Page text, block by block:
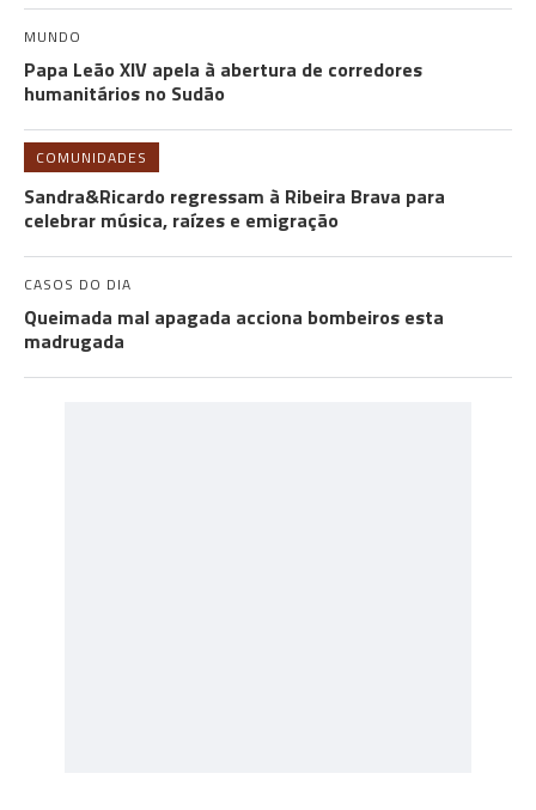
MUNDO
Papa Leão XIV apela à abertura de corredores
humanitários no Sudão
COMUNIDADES
Sandra&Ricardo regressam à Ribeira Brava para
celebrar música, raízes e emigração
CASOS DO DIA
Queimada mal apagada acciona bombeiros esta
madrugada